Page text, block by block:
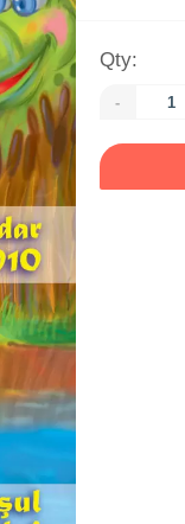
Qty:
-